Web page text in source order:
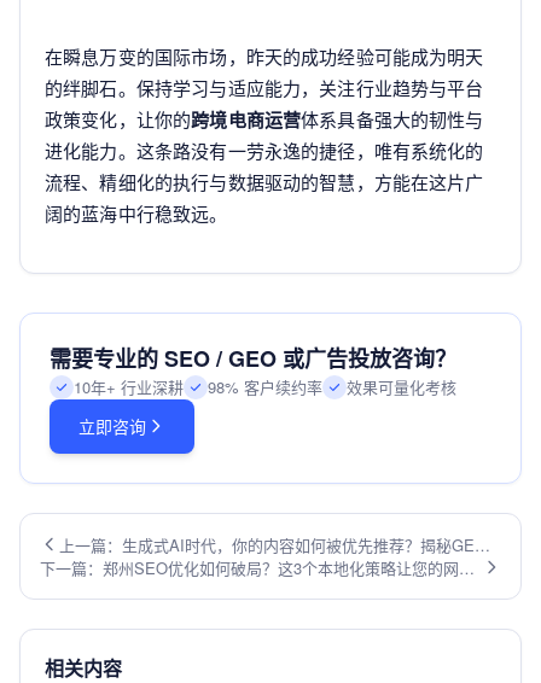
在瞬息万变的国际市场，昨天的成功经验可能成为明天
的绊脚石。保持学习与适应能力，关注行业趋势与平台
政策变化，让你的跨境电商运营体系具备强大的韧性与
进化能力。这条路没有一劳永逸的捷径，唯有系统化的
流程、精细化的执行与数据驱动的智慧，方能在这片广
阔的蓝海中行稳致远。
需要专业的 SEO / GEO 或广告投放咨询？
10年+ 行业深耕 98% 客户续约率 效果可量化考核
立即咨询
上一篇：生成式AI时代，你的内容如何被优先推荐？揭秘GEO
搜索优化的核心策略
下一篇：郑州SEO优化如何破局？这3个本地化策略让您的网站
相关内容